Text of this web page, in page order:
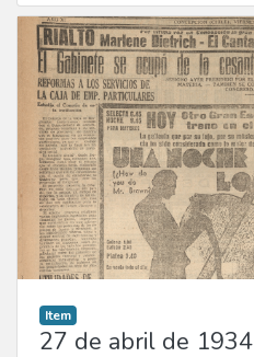
Item
27 de abril de 1934